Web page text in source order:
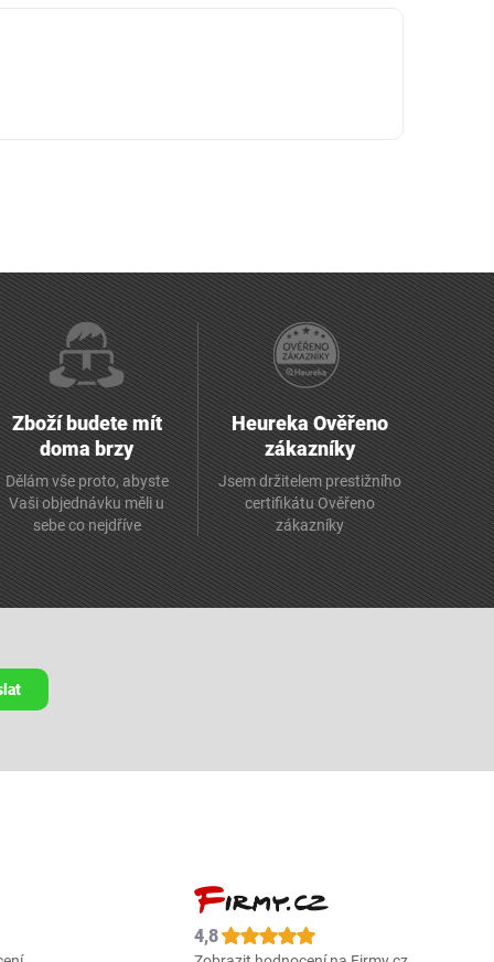
Zboží budete mít
doma brzy
Dělám vše proto, abyste
Vaši objednávku měli u
sebe co nejdříve
Heureka Ověřeno
zákazníky
Jsem držitelem prestižního
certifikátu Ověřeno
zákazníky
4,8